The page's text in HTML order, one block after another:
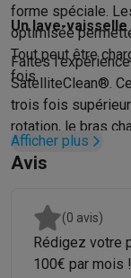
Smartphones
Ménage
Machines à laver
Petits appareils
Petits appareils
Grands appareils
Lave-vaisselle
TV & audio
TV avec des éco-
Multimédie &
forme spéciale.
optimisée
Tout peut être
fois.
Un lave-
Faites
SatelliteClean®.
trois fois
rotation, le bras
L'eau atteint tous
Afficher plus
Avis
(0 avis)
Rédigez votre
100€ par mois !